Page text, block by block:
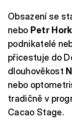
Obsazení se
nebo Petr
podnikatelé
přicestuje do
dlouhověkost
nebo
tradičně v
Cacao Stage.